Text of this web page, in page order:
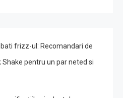
frizz-ul: Recomandari de
Shake pentru un par neted si